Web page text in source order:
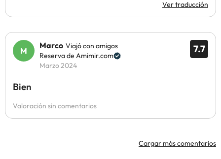
Ver traducción
7.7
Marco Viajó con amigos
Reserva de Amimir.com
Marzo 2024
Bien
Valoración sin comentarios
Cargar más comentarios